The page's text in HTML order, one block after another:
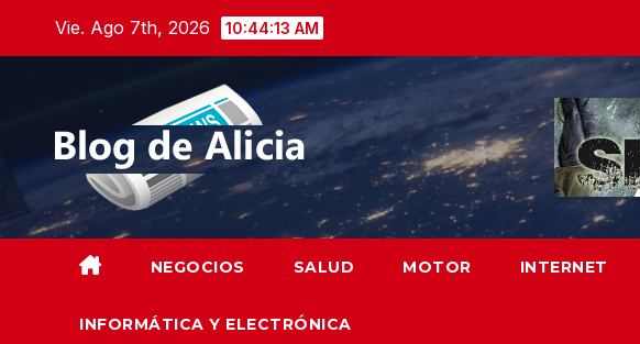
Vie. Ago 7th, 2026 10:44:14 AM
NEGOCIOS SALUD MOTOR INTERNET
INFORMÁTICA Y ELECTRÓNICA